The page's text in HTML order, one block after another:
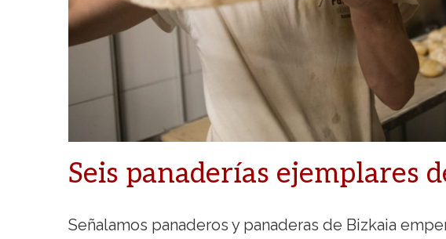
Seis panaderías ejemplares
Señalamos panaderos y panaderas de Bizkaia